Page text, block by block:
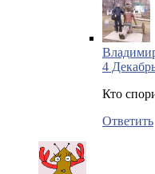
4
Кто
Ответить